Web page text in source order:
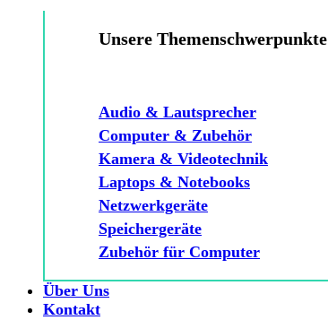
Unsere Themenschwerpunkte
Audio & Lautsprecher
Computer & Zubehör
Kamera & Videotechnik
Laptops & Notebooks
Netzwerkgeräte
Speichergeräte
Zubehör für Computer
Über Uns
Kontakt